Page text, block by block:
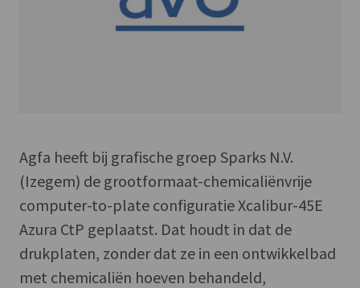
Agfa heeft bij grafische groep Sparks N.V.
(Izegem) de grootformaat-chemicaliënvrije
computer-to-plate configuratie Xcalibur-45E
Azura CtP geplaatst. Dat houdt in dat de
drukplaten, zonder dat ze in een ontwikkelbad
met chemicaliën hoeven behandeld,